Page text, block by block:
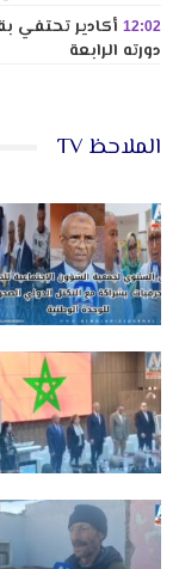
12:02
دورته الرابعة
الملاحظ TV